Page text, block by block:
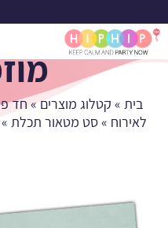
בית » קטלוג מוצרים »חד
לאירוח »סט מטאור תכלת »